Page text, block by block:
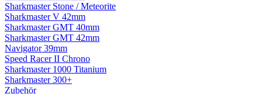
Sharkmaster Stone / Meteorite
Sharkmaster V 42mm
Sharkmaster GMT 40mm
Sharkmaster GMT 42mm
Navigator 39mm
Speed Racer II Chrono
Sharkmaster 1000 Titanium
Sharkmaster 300+
Zubehör